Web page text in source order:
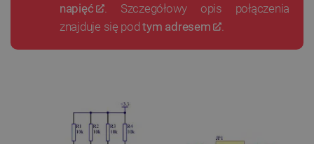
napięć
. Szczegółowy opis połączenia
znajduje się podtym adresem